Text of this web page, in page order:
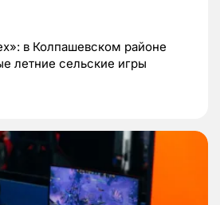
в Колпашевском районе
летние сельские игры